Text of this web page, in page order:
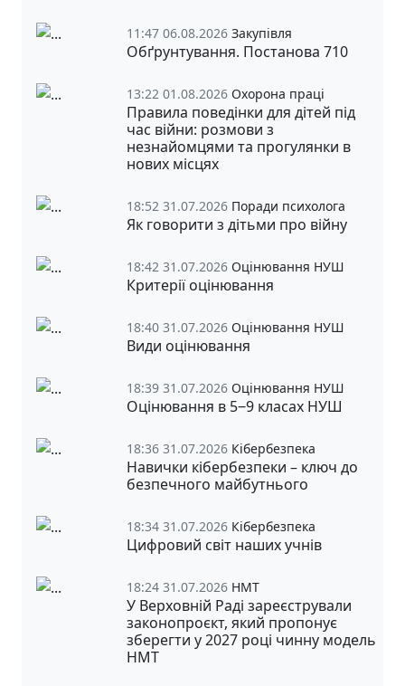
11:47 06.08.2026 Закупівля
Обґрунтування. Постанова 710
13:22 01.08.2026 Охорона праці
Правила поведінки для дітей під
час війни: розмови з
незнайомцями та прогулянки в
нових місцях
18:52 31.07.2026 Поради психолога
Як говорити з дітьми про війну
18:42 31.07.2026 Оцінювання НУШ
Критерії оцінювання
18:40 31.07.2026 Оцінювання НУШ
Види оцінювання
18:39 31.07.2026 Оцінювання НУШ
Оцінювання в 5‒9 класах НУШ
18:36 31.07.2026 Кібербезпека
Навички кібербезпеки – ключ до
безпечного майбутнього
18:34 31.07.2026 Кібербезпека
Цифровий світ наших учнів
18:24 31.07.2026 НМТ
У Верховній Раді зареєстрували
законопроєкт, який пропонує
зберегти у 2027 році чинну модель
НМТ